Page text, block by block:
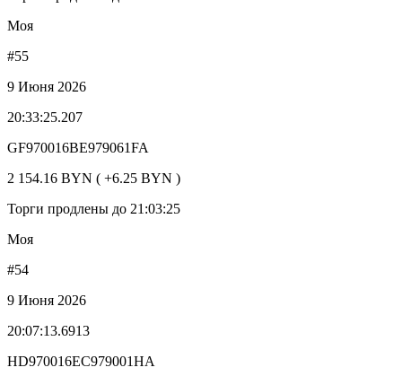
Моя
#55
9 Июня 2026
20:33:25.207
GF970016BE979061FA
2 154.16 BYN ( +6.25 BYN )
Торги продлены до 21:03:25
Моя
#54
9 Июня 2026
20:07:13.6913
HD970016EC979001HA